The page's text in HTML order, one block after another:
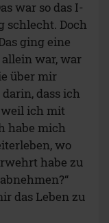
war so das I-
schlecht. Doch
ging eine
war, war
über mir
dass ich
weil ich mit
habe mich
wo
habe zu
das Leben zu